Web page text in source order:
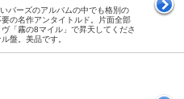
バーズのアルバムの中でも格別の
の名作アンタイトルド。片面全部
「霧の8マイル」で昇天してくださ
盤。美品です。